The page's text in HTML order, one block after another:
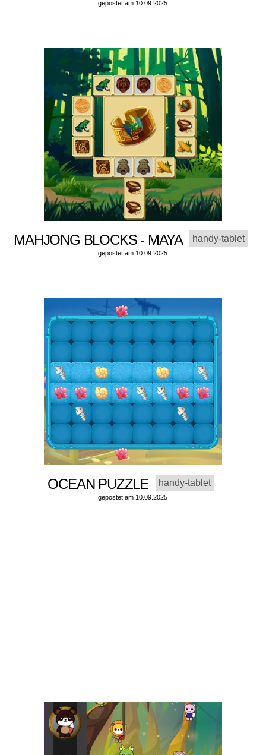
gepostet am 10.09.2025
MAHJONG BLOCKS - MAYA handy-tablet
gepostet am 10.09.2025
OCEAN PUZZLE handy-tablet
gepostet am 10.09.2025